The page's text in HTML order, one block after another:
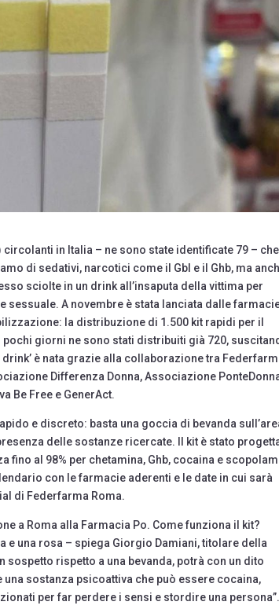
in Italia – ne sono state identificate 79 – che
di sedativi, narcotici come il Gbl e il Ghb, ma
sciolte in un drink all’insaputa della vittima per
sessuale. A novembre è stata lanciata dalle
la distribuzione di 1.500 kit rapidi per il
giorni ne sono stati distribuiti già 720,
è nata grazie alla collaborazione tra
Differenza Donna, Associazione
Be Free e GenerAct.
e discreto: basta una goccia di bevanda
delle sostanze ricercate. Il kit è stato
fino al 98% per chetamina, Ghb, cocaina e
con le farmacie aderenti e le date in cui sarà
di Federfarma Roma.
a Roma alla Farmacia Po. Come funziona il kit?
e una rosa – spiega Giorgio Damiani, titolare della
sospetto rispetto a una bevanda, potrà con un dito
sostanza psicoattiva che può essere cocaina,
per far perdere i sensi e stordire una